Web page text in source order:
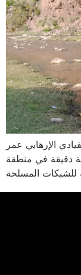
الإرهابي عمر
دقيقة في منطقة
المسلحة